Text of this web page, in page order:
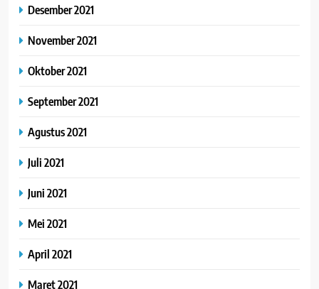
Desember 2021
November 2021
Oktober 2021
September 2021
Agustus 2021
Juli 2021
Juni 2021
Mei 2021
April 2021
Maret 2021